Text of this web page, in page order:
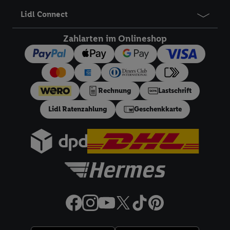
E-Mail an die angegebene E-Mail-Adresse zugestellt.
Versandkostenfrei-Coupons über die App nutzen.
Ratenzahlung:Vorbehaltlich Bonitätsprüfung. Laufzeiten
von 3, 6, 9, 12, 18 oder 24 Monaten. Ab 60 € und bis zu 5000
€ Bestellwert mit monatlicher Mindestrate von 10 €. Es gilt
ein effektiver Jahreszins von 10.99% p.a, entspricht einem
festen Sollzinssatz von 10,48% p.a. Repräsentatives Beispiel
gem. §17 (4) PAngV: Nettodarlehensbetrag 200 €,
Gesamtbetrag 212.10 €, 12 monatliche Raten à 17.68 €, eff.
Digital Deutschland GmbH & Co. KG, Bonfelder Straße 2,
74206 Bad Wimpfen.
Lidl Plus Versandkostenfrei-Coupon:
Versandkostenfrei-Coupon gilt nur für Lidl Plus Nutzer bei
den in der Lidl Plus App vorgegebenen
Mindestbestellwert auf die im Warenkorb befindlichen Artikel
Mindestbestellwert angegeben ist, beträgt der
Lidl Connect
Zahlarten im Onlineshop
Rechnung Lastschrift
Lidl Ratenzahlung Geschenkkarte